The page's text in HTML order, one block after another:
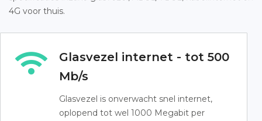
4G voor thuis.
Glasvezel internet - tot 500
Mb/s
Glasvezel is onverwacht snel internet,
oplopend tot wel 1000 Megabit per